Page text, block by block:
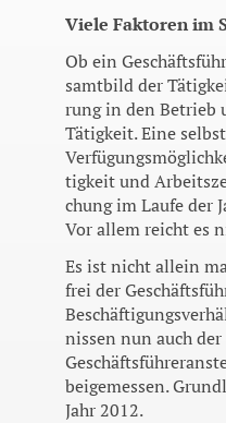
Viele Faktoren im
Ob ein
samtbild der
rung in den Betrieb
Tätig­keit. Eine
tigkeit und
chung im Laufe der
Vor allem reicht es
Es ist nicht allein
frei der
nissen nun auch
bei­gemessen.
Jahr 2012.